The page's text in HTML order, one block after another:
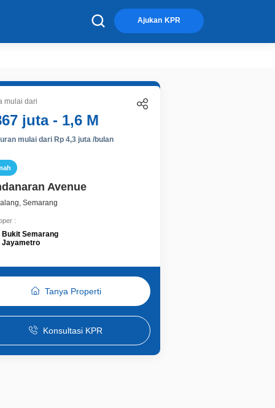
Ajukan KPR
mulai dari
juta - 1,6 M
mulai dari Rp 4,3 juta /bulan
Avenue
Semarang
:
Bukit Semarang
Jayametro
Tanya Properti
Konsultasi KPR